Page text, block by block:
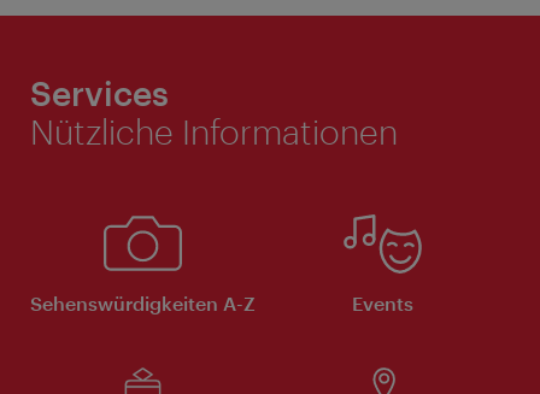
Services
Nützliche Informationen
Sehenswürdigkeiten A-Z Events